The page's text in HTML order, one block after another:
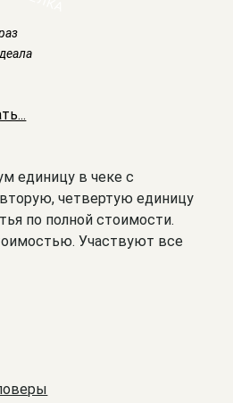
55
единицу в чеке с
четвертую единицу
по полной стоимости.
Участвуют все